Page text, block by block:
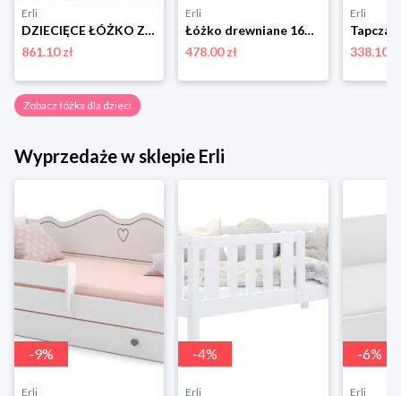
Erli
DZIECIĘCE ŁÓŻKO Z SZUFLADĄ DOMEK 80X160 ŁÓŻECZKO DREWNIANE DLA DZIECKA RBWN
861.10 zł
Erli
Łóżko drewniane 160x80 + materac BOBO P
478.00 zł
Erli
338.10 zł
Zobacz łóżka dla dzieci
Wyprzedaże w sklepie Erli
-9%
Erli
-4%
Erli
-6%
Erli